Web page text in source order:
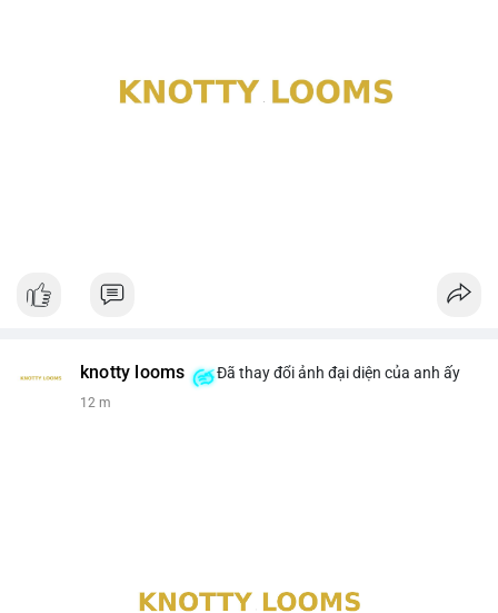
knotty looms Đã thay đổi ảnh đại diện của anh ấy
12 m